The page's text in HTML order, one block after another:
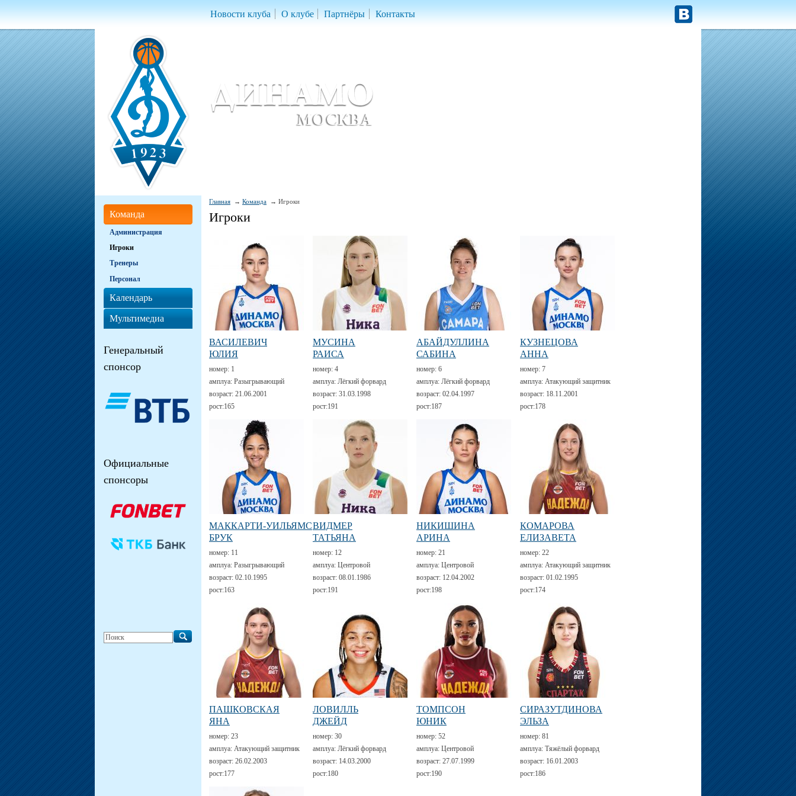
Новости клуба О клубе Партнёры Контакты
Главная Команда Игроки
Игроки
ВАСИЛЕВИЧ
ЮЛИЯ
номер: 1
амплуа: Разыгрывающий
возраст: 21.06.2001
рост:165
МУСИНА
РАИСА
номер: 4
амплуа: Лёгкий форвард
возраст: 31.03.1998
рост:191
АБАЙДУЛЛИНА
САБИНА
номер: 6
амплуа: Лёгкий форвард
возраст: 02.04.1997
рост:187
КУЗНЕЦОВА
АННА
номер: 7
амплуа: Атакующий защитник
возраст: 18.11.2001
рост:178
МАККАРТИ-УИЛЬЯМС
БРУК
номер: 11
амплуа: Разыгрывающий
возраст: 02.10.1995
рост:163
ВИДМЕР
ТАТЬЯНА
номер: 12
амплуа: Центровой
возраст: 08.01.1986
рост:191
НИКИШИНА
АРИНА
номер: 21
амплуа: Центровой
возраст: 12.04.2002
рост:198
КОМАРОВА
ЕЛИЗАВЕТА
номер: 22
амплуа: Атакующий защитник
возраст: 01.02.1995
рост:174
ПАШКОВСКАЯ
ЯНА
номер: 23
амплуа: Атакующий защитник
возраст: 26.02.2003
рост:177
ЛОВИЛЛЬ
ДЖЕЙД
номер: 30
амплуа: Лёгкий форвард
возраст: 14.03.2000
рост:180
ТОМПСОН
ЮНИК
номер: 52
амплуа: Центровой
возраст: 27.07.1999
рост:190
СИРАЗУТДИНОВА
ЭЛЬЗА
номер: 81
амплуа: Тяжёлый форвард
возраст: 16.01.2003
рост:186
Команда
Администрация
Игроки
Тренеры
Персонал
Календарь
Мультимедиа
Генеральный
спонсор
Официальные
спонсоры